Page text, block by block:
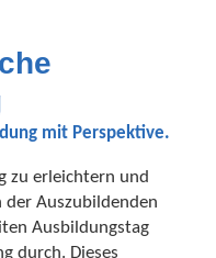
mit Perspektive.
zu erleichtern und
der Auszubildenden
Ausbildungstag
durch. Dieses